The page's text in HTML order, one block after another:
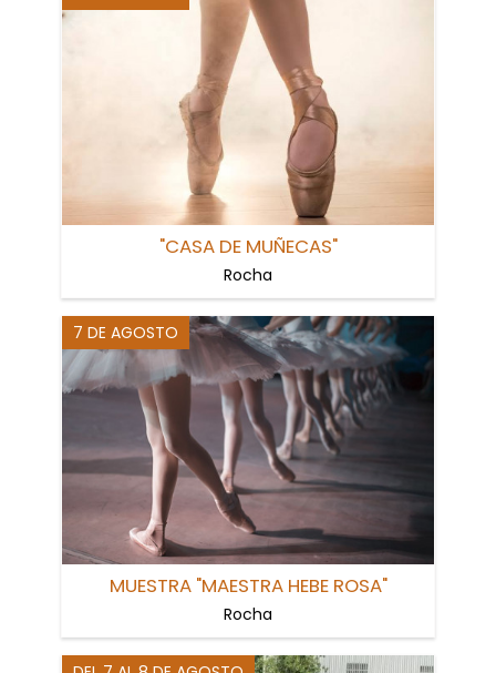
"CASA DE MUÑECAS"
Rocha
7 DE AGOSTO
MUESTRA "MAESTRA HEBE ROSA"
Rocha